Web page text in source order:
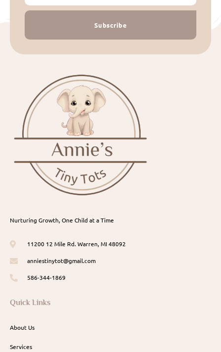
Subscribe
Nurturing Growth, One Child at a Time
11200 12 Mile Rd. Warren, MI 48092
anniestinytot@gmail.com
586-344-1869
Quick Links
About Us
Services